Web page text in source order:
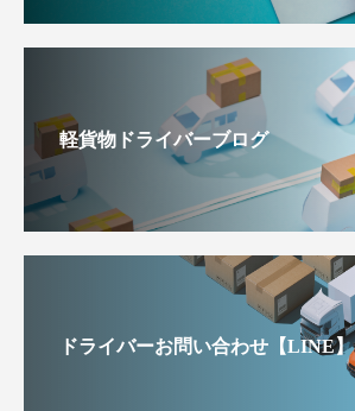
軽貨物ドライバーブログ
ドライバーお問い合わせ【LINE】